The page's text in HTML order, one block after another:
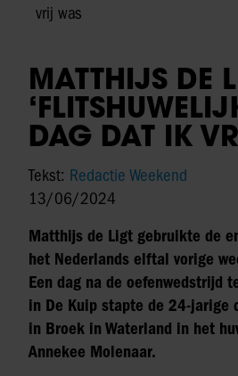
vrij was
MATTHIJS DE
DAG DAT IK
Tekst: Redactie Weekend
13/06/2024
Matthijs de Ligt gebruikte de
het Nederlands elftal vorige
Een dag na de oefenwedstrijd
in De Kuip stapte de 24-jarige
in Broek in Waterland in het
Annekee Molenaar.